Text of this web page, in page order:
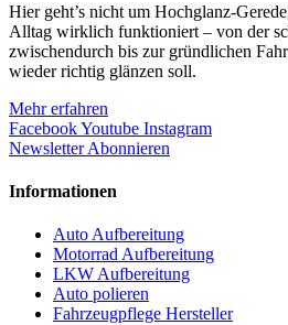
Hier geht’s nicht um Hochglanz-
Alltag wirklich funktioniert – von der
zwischendurch bis zur gründlichen
wieder richtig glänzen soll.
Mehr erfahren
FacebookYoutube Instagram
Newsletter Abonnieren
Informationen
Auto Aufbereitung
Motorrad Aufbereitung
LKW Aufbereitung
Auto polieren
Fahrzeugpflege Hersteller